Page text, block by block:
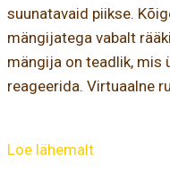
suunatavaid piikse.
mängijatega vabalt
mängija on teadlik, mis
reageerida. Virtuaalne
Loe lähemalt